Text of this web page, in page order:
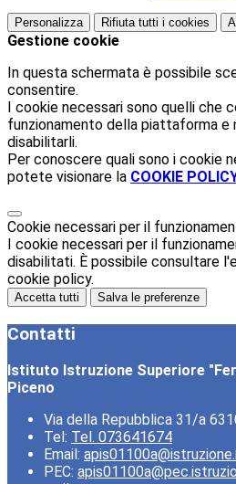
Personalizza Rifiuta tutti i cookies
Gestione cookie
In questa schermata è possibile
consentire.
I cookie necessari sono quelli che
funzionamento della piattaforma e
disabilitarli.
Per conoscere quali sono i cookie
potete visionare la COOKIE
Cookie necessari per il
I cookie necessari per il
disabilitati. È possibile consultare
cookie policy.
Accetta tutti Salva le preferenze
Contatti
Istituto Istruzione Superiore
Piceno
Via della Repubblica 31/a
Tel: Tel. 073641674
Email:
PEC: